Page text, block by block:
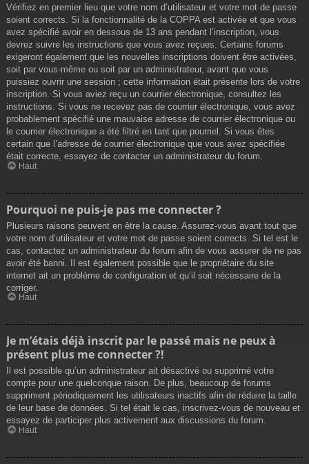
Vérifiez en premier lieu que votre nom d’utilisateur et votre mot de passe
soient corrects. Si la fonctionnalité de la COPPA est activée et que vous
avez spécifié avoir en dessous de 13 ans pendant l’inscription, vous
devrez suivre les instructions que vous avez reçues. Certains forums
exigeront également que les nouvelles inscriptions doivent être activées,
soit par vous-même ou soit par un administrateur, avant que vous
puissiez ouvrir une session ; cette information était présente lors de votre
inscription. Si vous aviez reçu un courrier électronique, consultez les
instructions. Si vous ne recevez pas de courrier électronique, vous avez
probablement spécifié une mauvaise adresse de courrier électronique ou
le courrier électronique a été filtré en tant que pourriel. Si vous êtes
certain que l’adresse de courrier électronique que vous avez spécifiée
était correcte, essayez de contacter un administrateur du forum.
Haut
Pourquoi ne puis-je pas me connecter ?
Plusieurs raisons peuvent en être la cause. Assurez-vous avant tout que
votre nom d’utilisateur et votre mot de passe soient corrects. Si tel est le
cas, contactez un administrateur du forum afin de vous assurer de ne pas
avoir été banni. Il est également possible que le propriétaire du site
internet ait un problème de configuration et qu’il soit nécessaire de la
corriger.
Haut
Je m’étais déjà inscrit par le passé mais ne peux à
présent plus me connecter ?!
Il est possible qu’un administrateur ait désactivé ou supprimé votre
compte pour une quelconque raison. De plus, beaucoup de forums
suppriment périodiquement les utilisateurs inactifs afin de réduire la taille
de leur base de données. Si tel était le cas, inscrivez-vous de nouveau et
essayez de participer plus activement aux discussions du forum.
Haut